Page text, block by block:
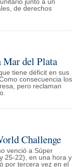
junto a un
de derechos
Mar del Plata
tiene déficit en sus
consecuencia los
pero reclaman
Challenge
venció a Súper
25-22), en una hora y
por tercera vez en el